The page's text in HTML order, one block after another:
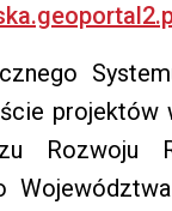
Rozwoju